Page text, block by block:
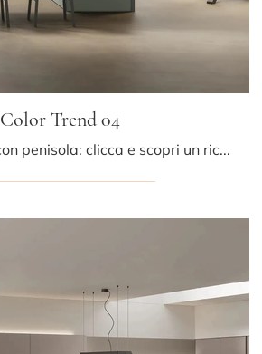
Color Trend 04
Cucine Moderne con penisola: clicca e scopri un ricco catalogo di soluzioni della marca Stosa, tra cui il modello Color Trend 04.